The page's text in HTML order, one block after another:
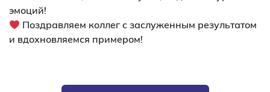
эмоций!
Поздравляем коллег с заслуженным результатом
и вдохновляемся примером!